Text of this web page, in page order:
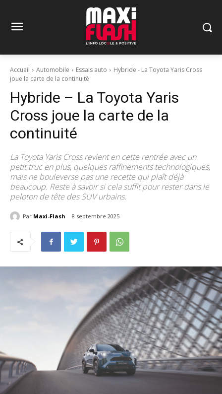
Accueil Automobile Essais auto
Hybride - La Toyota Yaris Cross
joue la carte de la continuité
Hybride – La Toyota Yaris
Cross joue la carte de la
continuité
La Toyota Yaris Cross revient en cette rentrée avec un
petit truc en plus, quelques raffinements technologiques,
mais ne bouleverse pas une recette qui plaît déjà
beaucoup. Reste à savoir si cela suffit pour rester dans le
peloton de tête des SUV urbains.
Par Maxi-Flash 8 septembre 2025